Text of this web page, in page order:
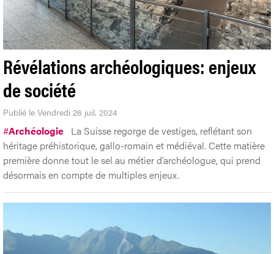
Révélations archéologiques: enjeux
de société
Publié le Vendredi 26 juil. 2024
#Archéologie La Suisse regorge de vestiges, reflétant son
héritage préhistorique, gallo-romain et médiéval. Cette matière
première donne tout le sel au métier d’archéologue, qui prend
désormais en compte de multiples enjeux.